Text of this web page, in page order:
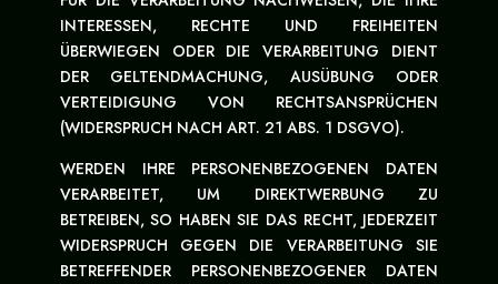
INTERESSEN, RECHTE UND FREIHEITEN
ÜBERWIEGEN ODER DIE VERARBEITUNG DIENT
DER GELTENDMACHUNG, AUSÜBUNG ODER
VERTEIDIGUNG VON RECHTSANSPRÜCHEN
(WIDERSPRUCH NACH ART. 21 ABS. 1 DSGVO).
WERDEN IHRE PERSONENBEZOGENEN DATEN
VERARBEITET, UM DIREKTWERBUNG ZU
BETREIBEN, SO HABEN SIE DAS RECHT, JEDERZEIT
WIDERSPRUCH GEGEN DIE VERARBEITUNG SIE
BETREFFENDER PERSONENBEZOGENER DATEN